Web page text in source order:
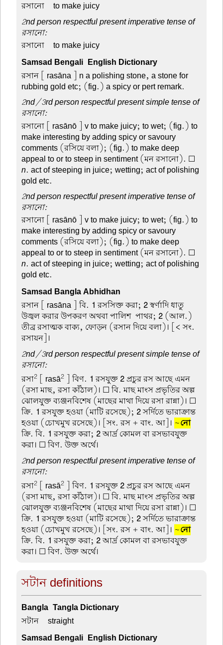
রসানো –to make juicy
2nd person respectful present imperative tense of
রসানো:
রসানো –to make juicy
Samsad Bengali-English Dictionary
রসান [ rasāna ] n a polishing stone, a stone for
rubbing gold etc; (fig.) a spicy or pert remark.
2nd/3rd person respectful present simple tense of
রসানো:
রসানো [ rasānō ] v to make juicy; to wet; (fig.) to
make interesting by adding spicy or savoury
comments (রসিয়ে বলা); (fig.) to make deep
appeal to or to steep in sentiment (মন রসানো). ☐
n. act of steeping in juice; wetting; act of polishing
gold etc.
2nd person respectful present imperative tense of
রসানো:
রসানো [ rasānō ] v to make juicy; to wet; (fig.) to
make interesting by adding spicy or savoury
comments (রসিয়ে বলা); (fig.) to make deep
appeal to or to steep in sentiment (মন রসানো). ☐
n. act of steeping in juice; wetting; act of polishing
gold etc.
Samsad Bangla Abhidhan
রসান [ rasāna ] বি. 1 রসসিক্ত করা; 2স্বর্ণাদি ধাতু
উজ্বল করার উপকরণ অথবা পালিশ-পাথর; 2 (আল.)
তীব্র রসাত্মক বাক্য, ফোড়ন (রসান দিয়ে বলা)। [< সং.
রসায়ন]।
2nd/3rd person respectful present simple tense of
রসানো:
রসা2 [ rasā2 ] বিণ. 1 রসযুক্ত 2প্রচুর রস আছে এমন
(রসা মাছ, রসা কাঁঠাল)। ☐ বি. মাছ মাংস প্রভৃতির অল্প
ঝোলযুক্ত ব্যঞ্জনবিশেষ (মাছের মাথা দিয়ে রসা রান্না)। ☐
ক্রি. 1 রসযুক্ত হওয়া (মাটি রসেছে); 2সর্দিতে ভারাক্রান্ত
হওয়া (চোখমুখ রসেছে)। [সং. রস + বাং. আ]। ~নো
ক্রি. বি. 1 রসযুক্ত করা; 2আর্দ্র কোমল বা রসভাবযুক্ত
করা। ☐ বিণ. উক্ত অর্থে।
2nd person respectful present imperative tense of
রসানো:
রসা2 [ rasā2 ] বিণ. 1 রসযুক্ত 2প্রচুর রস আছে এমন
(রসা মাছ, রসা কাঁঠাল)। ☐ বি. মাছ মাংস প্রভৃতির অল্প
ঝোলযুক্ত ব্যঞ্জনবিশেষ (মাছের মাথা দিয়ে রসা রান্না)। ☐
ক্রি. 1 রসযুক্ত হওয়া (মাটি রসেছে); 2সর্দিতে ভারাক্রান্ত
হওয়া (চোখমুখ রসেছে)। [সং. রস + বাং. আ]। ~নো
ক্রি. বি. 1 রসযুক্ত করা; 2আর্দ্র কোমল বা রসভাবযুক্ত
করা। ☐ বিণ. উক্ত অর্থে।
সটান definitions
Bangla-Tangla Dictionary
সটান –straight
Samsad Bengali-English Dictionary